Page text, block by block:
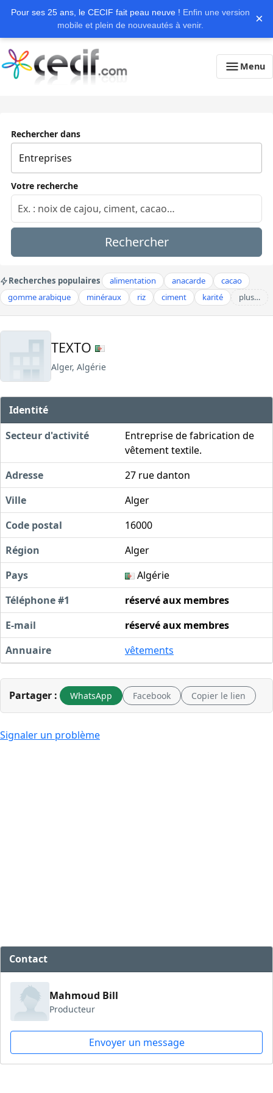
Pour ses 25 ans, le CECIF fait peau neuve ! Enfin une version
mobile et plein de nouveautés à venir.
×
Menu
Rechercher dans
Votre recherche
Rechercher
Recherches populaires alimentation anacarde
cacao
gomme arabique
minéraux riz ciment karité plus…
TEXTO
Alger, Algérie
Identité
Secteur d'activité
Entreprise de fabrication de
vêtement textile.
Adresse
27 rue danton
Ville
Alger
Code postal
16000
Région
Alger
Pays
Algérie
Téléphone #1
réservé aux membres
E-mail
réservé aux membres
Annuaire
vêtements
Partager : WhatsApp Facebook Copier le lien
Signaler un problème
Contact
Mahmoud Bill
Producteur
Envoyer un message